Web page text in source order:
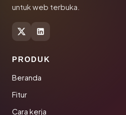
untuk web terbuka.
PRODUK
Beranda
Fitur
Cara kerja